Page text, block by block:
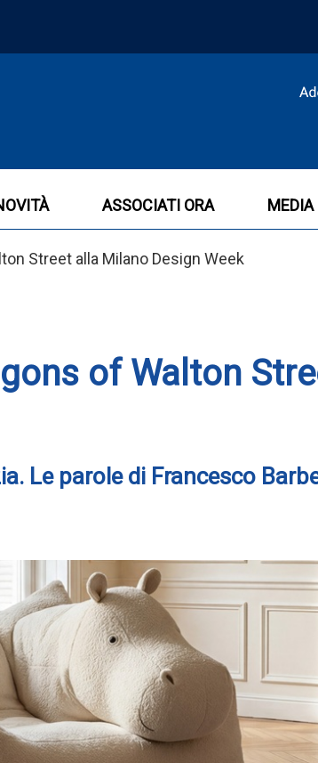
ASSOCIATI ORA MEDIA
Street alla Milano Design Week
of Walton
Le parole di Francesco